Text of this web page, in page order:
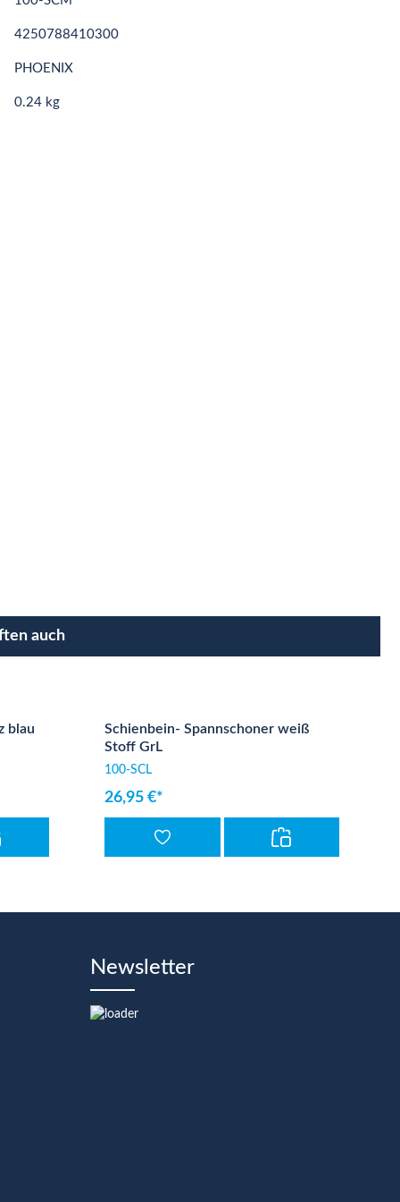
4250788410300
PHOENIX
0.24 kg
auch
blau
Schienbein- Spannschoner weiß
Stoff GrL
100-SCL
26,95 €*
Newsletter